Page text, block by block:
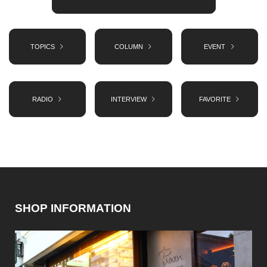
TOPICS COLUMN EVENT
RADIO INTERVIEW FAVORITE
SHOP INFORMATION